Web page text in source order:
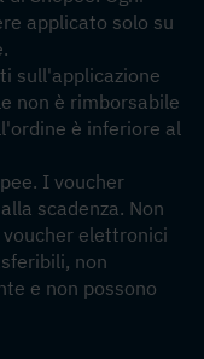
applicato solo su
sull'applicazione
non è rimborsabile
è inferiore al
I voucher
scadenza. Non
elettronici
non
e non possono